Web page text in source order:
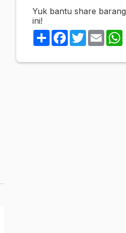
Yuk bantu share barang
ini!
ShareFacebook
TwitterEmail